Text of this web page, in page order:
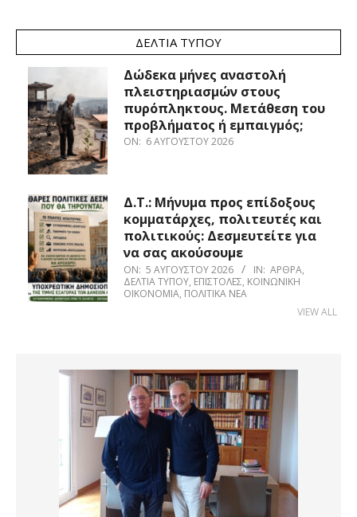
ΔΕΛΤΊΑ ΤΎΠΟΥ
Δώδεκα μήνες αναστολή
πλειστηριασμών στους
πυρόπληκτους. Μετάθεση του
προβλήματος ή εμπαιγμός;
ON: 6 ΑΥΓΟΎΣΤΟΥ 2026
Δ.Τ.: Μήνυμα προς επίδοξους
κομματάρχες, πολιτευτές και
πολιτικούς: Δεσμευτείτε για
να σας ακούσουμε
ON: 5 ΑΥΓΟΎΣΤΟΥ 2026 IN: ΆΡΘΡΑ,
ΔΕΛΤΊΑ ΤΎΠΟΥ, ΕΠΙΣΤΟΛΈΣ, ΚΟΙΝΩΝΙΚΉ
ΟΙΚΟΝΟΜΊΑ, ΠΟΛΙΤΙΚΆ ΝΈΑ
VIEW ALL